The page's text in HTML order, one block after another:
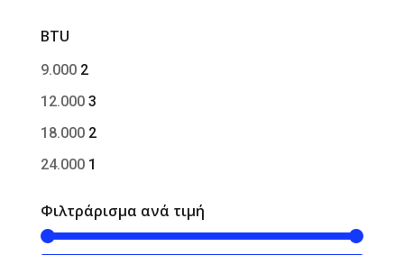
BTU
9.000 2
12.000 3
18.000 2
24.000 1
Φιλτράρισμα ανά τιμή